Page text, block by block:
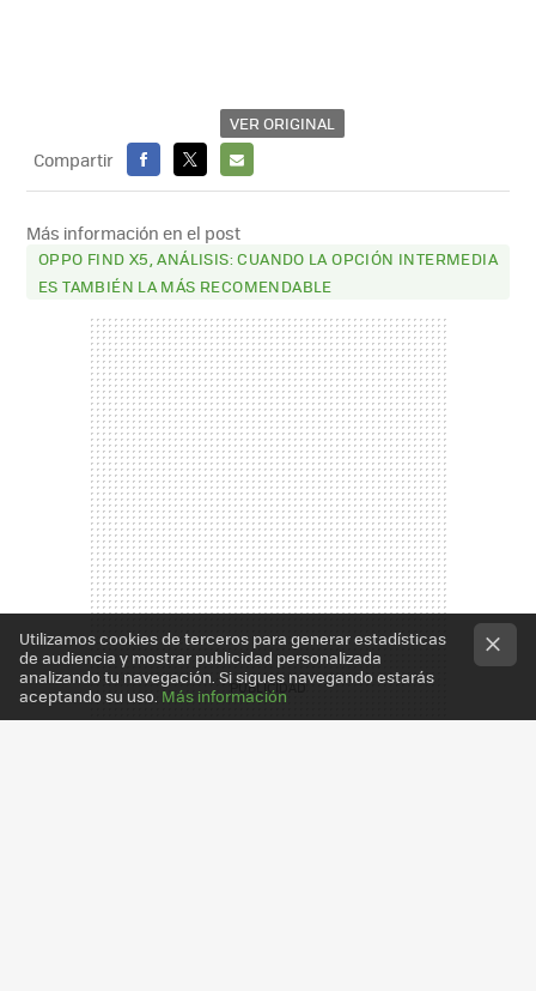
VER ORIGINAL
Compartir
FACEBOOK
X
E-
MAIL
Más información en el post
OPPO FIND X5, ANÁLISIS: CUANDO LA OPCIÓN INTERMEDIA
ES TAMBIÉN LA MÁS RECOMENDABLE
Utilizamos cookies de terceros para generar estadísticas
de audiencia y mostrar publicidad personalizada
analizando tu navegación. Si sigues navegando estarás
aceptando su uso. Más información